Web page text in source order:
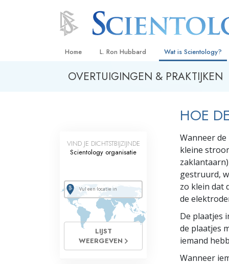
Home L. Ron Hubbard Wat is Scientology?
Overtuigingen &
Wat scientologen
Maak kennis met
Binnen in een Kerk
De
Liefde en Haat –
Wat is Grootheid?
OVERTUIGINGEN & PRAKTIJKEN
HOE
Wanneer
kleine
gestruurd,
zo klein dat
de
De plaatjes
de plaatjes
iemand
Wanneer
VIND JE DICHTSTBIJZIJNDE
Scientology organisatie
LIJST
WEERGEVEN